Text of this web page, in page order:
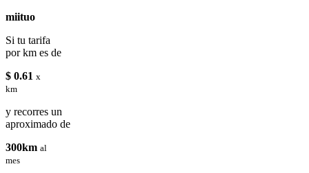
miituo
Si tu tarifa
por km es de
$ 0.61 x
km
y recorres un
aproximado de
300km al
mes